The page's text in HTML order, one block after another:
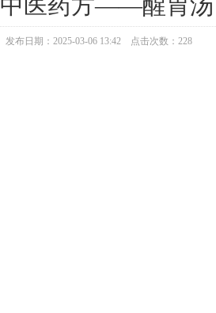
发布日期：2025-03-06 13:42 点击次数：228